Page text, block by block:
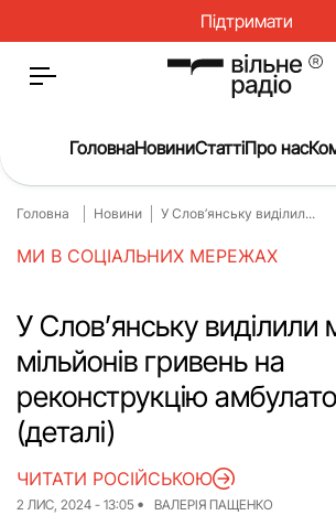
Підтримати
Головна
Про нас
Війна
Гроші
Освіта
Інструкції
ЖКГ
ГоловнаНовиниСтаттіПро нас
Головна Новини У Слов’янську виділил...
МИ В СОЦІАЛЬНИХ МЕРЕЖАХ
У Слов’янську виділили
мільйонів гривень на
реконструкцію
(деталі)
2 ЛИС, 2024 - 13:05 ВАЛЕРІЯ ПАЩЕНКО
ЧИТАТИ РОСІЙСЬКОЮ